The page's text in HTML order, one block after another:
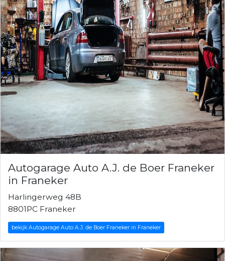
Autogarage Auto A.J. de Boer Franeker
in Franeker
Harlingerweg 48B
8801PC Franeker
bekijk Autogarage Auto A.J. de Boer Franeker in Franeker